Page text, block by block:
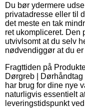
Du bør ydermere
privatadresse eller til
det meste en tak
ret ukompliceret. Den
utvivlsomt at du selv
nødvendiggør at du
Fragttiden på
Dørgreb |
har brug for dine nye
naturligvis essentielt
leveringstidspunkt